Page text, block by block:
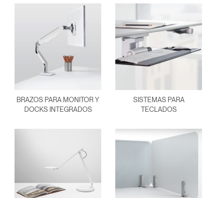
BRAZOS PARA MONITOR Y
DOCKS INTEGRADOS
SISTEMAS PARA
TECLADOS